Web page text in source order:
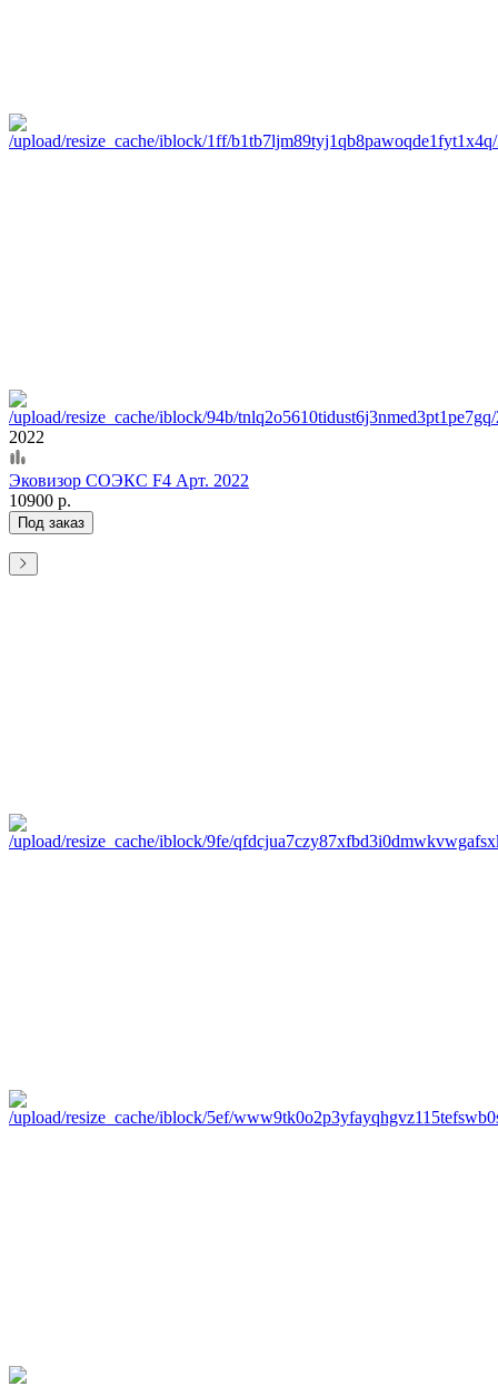
2022
Эковизор СОЭКС F4 Арт. 2022
10900 р.
Под заказ